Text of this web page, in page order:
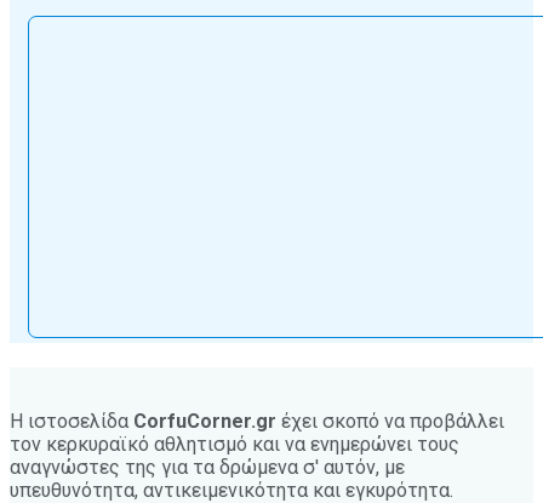
Η ιστοσελίδα CorfuCorner.gr έχει σκοπό να προβάλλει
τον κερκυραϊκό αθλητισμό και να ενημερώνει τους
αναγνώστες της για τα δρώμενα σ' αυτόν, με
υπευθυνότητα, αντικειμενικότητα και εγκυρότητα.